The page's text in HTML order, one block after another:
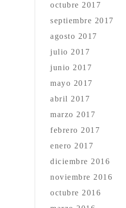
octubre 2017
septiembre 2017
agosto 2017
julio 2017
junio 2017
mayo 2017
abril 2017
marzo 2017
febrero 2017
enero 2017
diciembre 2016
noviembre 2016
octubre 2016